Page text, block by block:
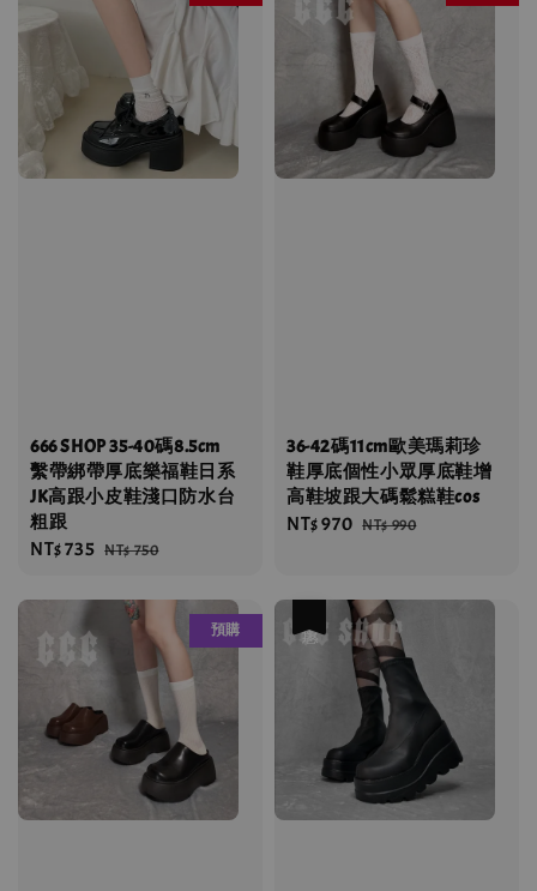
666 SHOP 35-40碼8.5cm
繫帶綁帶厚底樂福鞋日系
JK高跟小皮鞋淺口防水台
粗跟
Sale
NT$ 735 Regular
NT$ 750
36-42碼11cm歐美瑪莉珍
鞋厚底個性小眾厚底鞋增
高鞋坡跟大碼鬆糕鞋cos
Sale
NT$ 970 Regular
NT$ 990
預購